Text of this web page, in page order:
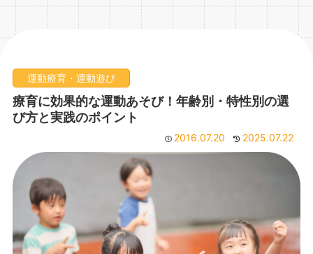
運動療育・運動遊び
療育に効果的な運動あそび！年齢別・特性別の選
び方と実践のポイント
2016.07.20 2025.07.22